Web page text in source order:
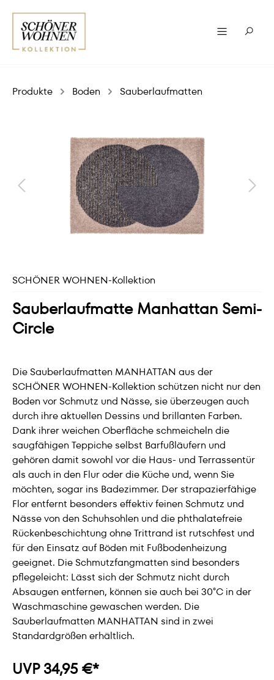
Produkte Boden Sauberlaufmatten
SCHÖNER WOHNEN-Kollektion
Sauberlaufmatte Manhattan Semi-
Circle
Die Sauberlaufmatten MANHATTAN aus der
SCHÖNER WOHNEN-Kollektion schützen nicht nur den
Boden vor Schmutz und Nässe, sie überzeugen auch
durch ihre aktuellen Dessins und brillanten Farben.
Dank ihrer weichen Oberfläche schmeicheln die
saugfähigen Teppiche selbst Barfußläufern und
gehören damit sowohl vor die Haus- und Terrassentür
als auch in den Flur oder die Küche und, wenn Sie
möchten, sogar ins Badezimmer. Der strapazierfähige
Flor entfernt besonders effektiv feinen Schmutz und
Nässe von den Schuhsohlen und die phthalatefreie
Rückenbeschichtung ohne Trittrand ist rutschfest und
für den Einsatz auf Böden mit Fußbodenheizung
geeignet. Die Schmutzfangmatten sind besonders
pflegeleicht: Lässt sich der Schmutz nicht durch
Absaugen entfernen, können sie auch bei 30°C in der
Waschmaschine gewaschen werden. Die
Sauberlaufmatten MANHATTAN sind in zwei
Standardgrößen erhältlich.
UVP 34,95 €*